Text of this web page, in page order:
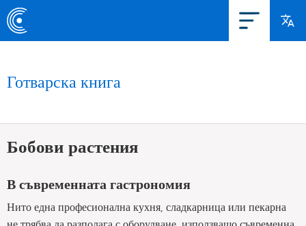
Готварска книга
Бобови растения
В съвременната гастрономия
Нито една професионална кухня, сладкарница или пекарна